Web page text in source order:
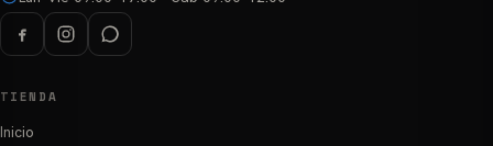
producto
TIENDA
Inicio